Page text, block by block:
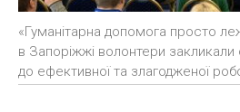
«Гуманітарна допомога просто
в Запоріжжі волонтери закликали
до ефективної та злагодженої